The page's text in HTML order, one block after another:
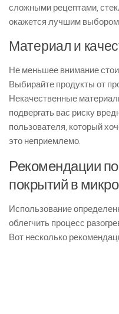
сложными рецептами,
окажется лучшим
Материал и
Не меньшее внимание
Выбирайте продукты от
Некачественные
подвергать вас риску
пользователя, который
это неприемлемо.
Рекомендации
покрытий в
Использование
облегчить процесс
Вот несколько